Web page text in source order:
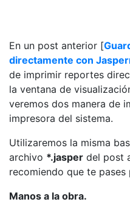
En un post anterior [
directamente con
de imprimir reportes
la ventana de
veremos dos manera de
impresora del sistema.
Utilizaremos la misma
archivo *.jasper del post
recomiendo que te
Manos a la obra.